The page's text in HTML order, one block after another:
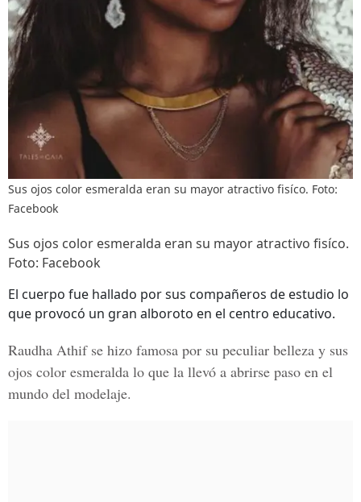
Sus ojos color esmeralda eran su mayor atractivo fisíco. Foto:
Facebook
Sus ojos color esmeralda eran su mayor atractivo fisíco.
Foto: Facebook
El cuerpo fue hallado por sus compañeros de estudio lo
que provocó un gran alboroto en el centro educativo.
Raudha Athifse hizo famosa por su peculiar belleza y sus
ojos color esmeralda lo que la llevó a abrirse paso en el
mundo del modelaje.